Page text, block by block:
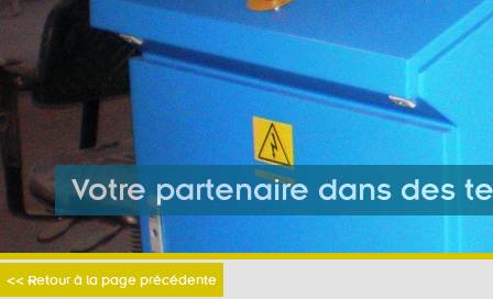
Votre partenaire dans des
<< Retour à la page précédente